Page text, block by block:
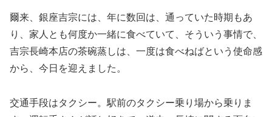
爾来、銀座吉宗には、年に数回は、通っていた時期もあ
り、家人とも何度か一緒に食べていて、そういう事情で、
吉宗長崎本店の茶碗蒸しは、一度は食べねばという使命感
から、今日を迎えました。
交通手段はタクシー。駅前のタクシー乗り場から乗りま